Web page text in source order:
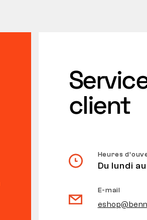
client
Heures
Du lundi
E-mail